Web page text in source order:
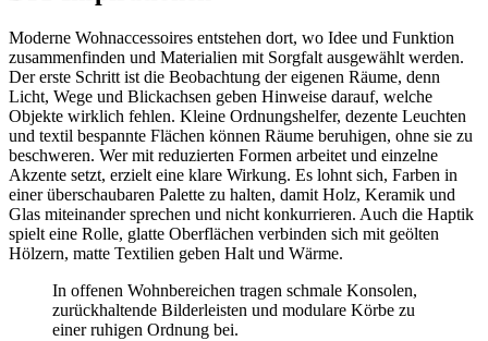
Moderne Wohnaccessoires entstehen dort, wo Idee und Funktion
zusammenfinden und Materialien mit Sorgfalt ausgewählt werden.
Der erste Schritt ist die Beobachtung der eigenen Räume, denn
Licht, Wege und Blickachsen geben Hinweise darauf, welche
Objekte wirklich fehlen. Kleine Ordnungshelfer, dezente Leuchten
und textil bespannte Flächen können Räume beruhigen, ohne sie zu
beschweren. Wer mit reduzierten Formen arbeitet und einzelne
Akzente setzt, erzielt eine klare Wirkung. Es lohnt sich, Farben in
einer überschaubaren Palette zu halten, damit Holz, Keramik und
Glas miteinander sprechen und nicht konkurrieren. Auch die Haptik
spielt eine Rolle, glatte Oberflächen verbinden sich mit geölten
Hölzern, matte Textilien geben Halt und Wärme.
In offenen Wohnbereichen tragen schmale Konsolen,
zurückhaltende Bilderleisten und modulare Körbe zu
einer ruhigen Ordnung bei.